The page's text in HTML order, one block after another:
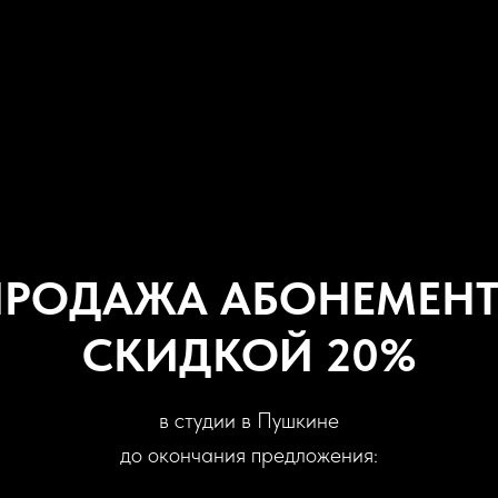
СКИДКОЙ 20%
в студии в Пушкине
до окончания предложения: